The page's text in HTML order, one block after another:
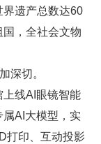
遗产总数达60
，全社会文物
深切。
线AI眼镜智能
AI大模型，实
打印、互动投影